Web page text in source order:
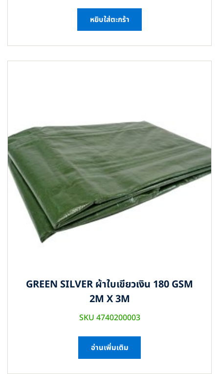
หยิบใส่ตะกร้า
GREEN SILVER ผ้าใบเขียวเงิน 180 GSM
2M X 3M
SKU 4740200003
อ่านเพิ่มเติม